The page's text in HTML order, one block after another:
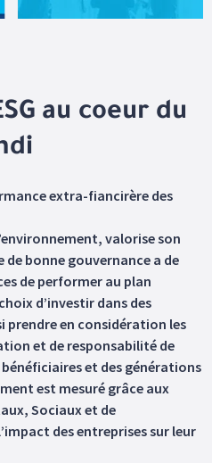
au coeur du
extra-fiancirère des
valorise son
bonne gouvernance a de
de performer au plan
d’investir dans des
prendre en considération les
et de responsabilité de
bénéficiaires et des générations
est mesuré grâce aux
Sociaux et de
des entreprises sur leur